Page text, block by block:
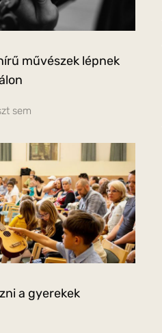
művészek lépnek
sem
a gyerekek